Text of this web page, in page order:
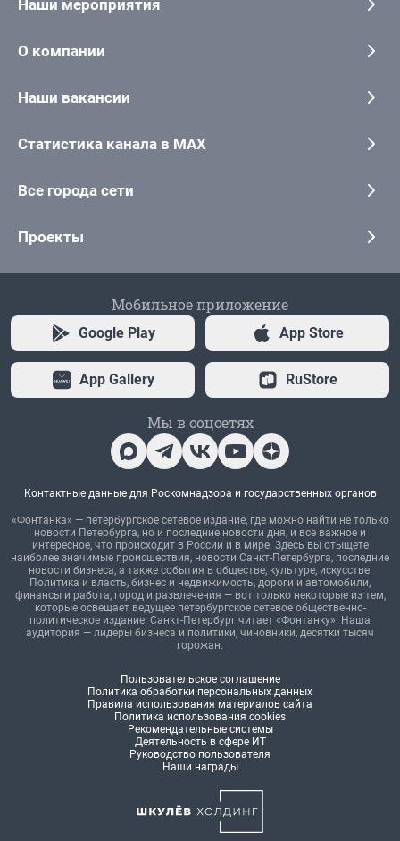
Наши мероприятия
О компании
Наши вакансии
Статистика канала в MAX
Все города сети
Проекты
Мобильное приложение
Google Play App Store
App Gallery RuStore
Мы в соцсетях
Контактные данные для Роскомнадзора и государственных органов
«Фонтанка» — петербургское сетевое издание, где можно найти не только
новости Петербурга, но и последние новости дня, и все важное и
интересное, что происходит в России и в мире. Здесь вы отыщете
наиболее значимые происшествия, новости Санкт-Петербурга, последние
новости бизнеса, а также события в обществе, культуре, искусстве.
Политика и власть, бизнес и недвижимость, дороги и автомобили,
финансы и работа, город и развлечения — вот только некоторые из тем,
которые освещает ведущее петербургское сетевое общественно-
политическое издание. Санкт-Петербург читает «Фонтанку»! Наша
аудитория — лидеры бизнеса и политики, чиновники, десятки тысяч
горожан.
Пользовательское соглашение
Политика обработки персональных данных
Правила использования материалов сайта
Политика использования cookies
Рекомендательные системы
Деятельность в сфере ИТ
Руководство пользователя
Наши награды